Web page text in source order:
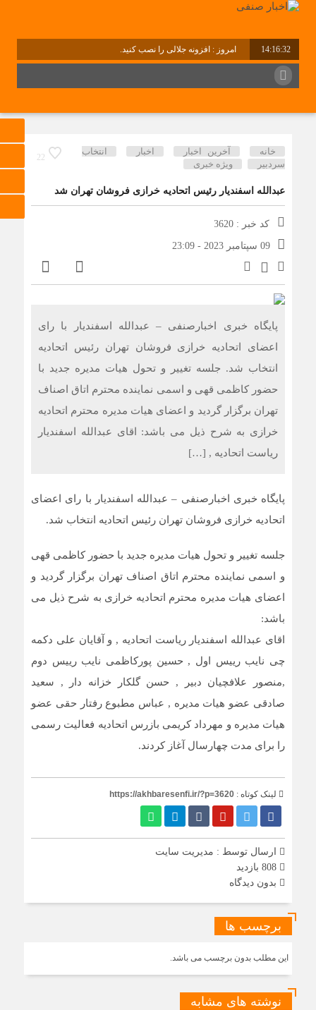
14:16:32 امروز : افزونه جلالی را نصب کنید.
22
خانه آخرین اخبار اخبار
انتخاب
سردبیر
ویژه خبری
عبدالله اسفندیار رئیس اتحادیه خرازی فروشان تهران شد
کد خبر : 3620
09 سپتامبر 2023 - 23:09
پایگاه خبری اخبارصنفی – عبدالله اسفندیار با رای
اعضای اتحادیه خرازی فروشان تهران رئیس اتحادیه
انتخاب شد. جلسه تغییر و تحول هیات مدیره جدید با
حضور کاظمی قهی و اسمی نماینده محترم اتاق اصناف
تهران برگزار گردید و اعضای هیات مدیره محترم اتحادیه
خرازی به شرح ذیل می باشد: اقای عبدالله اسفندیار
ریاست اتحادیه , […]
پایگاه خبری اخبارصنفی – عبدالله اسفندیار با رای اعضای
اتحادیه خرازی فروشان تهران رئیس اتحادیه انتخاب شد.
جلسه تغییر و تحول هیات مدیره جدید با حضور کاظمی قهی
و اسمی نماینده محترم اتاق اصناف تهران برگزار گردید و
اعضای هیات مدیره محترم اتحادیه خرازی به شرح ذیل می
باشد:
اقای عبدالله اسفندیار ریاست اتحادیه , و آقایان علی دکمه
چی نایب رییس اول , حسین پورکاظمی نایب رییس دوم
,منصور علافچیان دبیر , حسن گلکار خزانه دار , سعید
صادقی عضو هیات مدیره , عباس مطبوع رفتار حقی عضو
هیات مدیره و مهرداد کریمی بازرس اتحادیه فعالیت رسمی
را برای مدت چهارسال آغاز کردند.
لینک کوتاه : https://akhbaresenfi.ir/?p=3620
ارسال توسط : مدیریت سایت
بدون دیدگاه
برچسب ها
این مطلب بدون برچسب می باشد.
نوشته های مشابه